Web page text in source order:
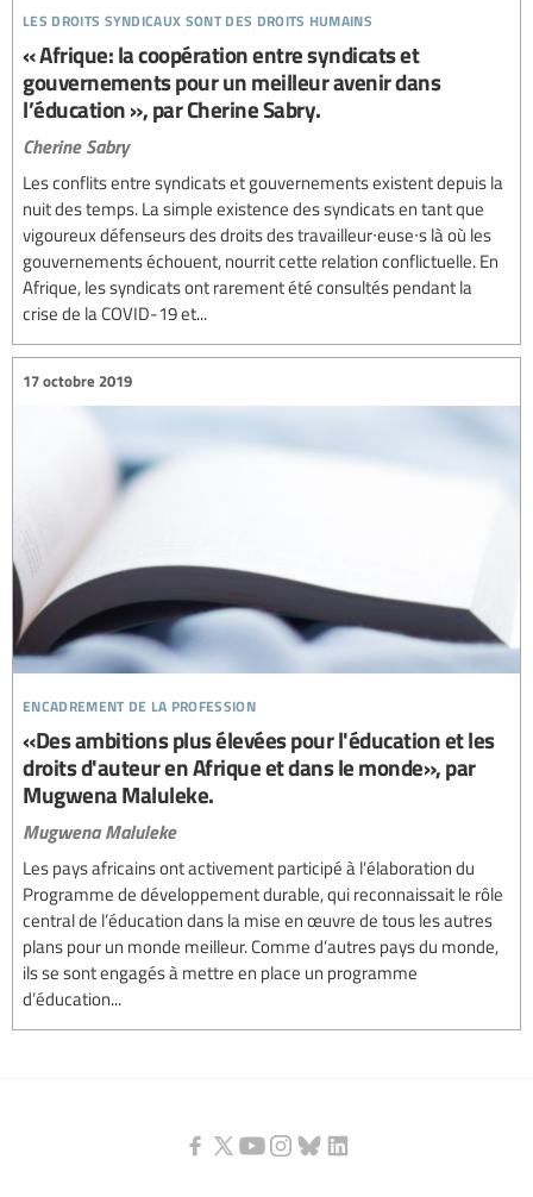
les droits syndicaux sont des droits humains
« Afrique: la coopération entre syndicats et
gouvernements pour un meilleur avenir dans
l’éducation », par Cherine Sabry.
Cherine Sabry
Les conflits entre syndicats et gouvernements existent depuis la
nuit des temps. La simple existence des syndicats en tant que
vigoureux défenseurs des droits des travailleur∙euse∙s là où les
gouvernements échouent, nourrit cette relation conflictuelle. En
Afrique, les syndicats ont rarement été consultés pendant la
crise de la COVID-19 et...
encadrement de la profession
17 octobre 2019
«Des ambitions plus élevées pour l'éducation et les
droits d'auteur en Afrique et dans le monde», par
Mugwena Maluleke.
Mugwena Maluleke
Les pays africains ont activement participé à l’élaboration du
Programme de développement durable, qui reconnaissait le rôle
central de l’éducation dans la mise en œuvre de tous les autres
plans pour un monde meilleur. Comme d’autres pays du monde,
ils se sont engagés à mettre en place un programme
d’éducation...